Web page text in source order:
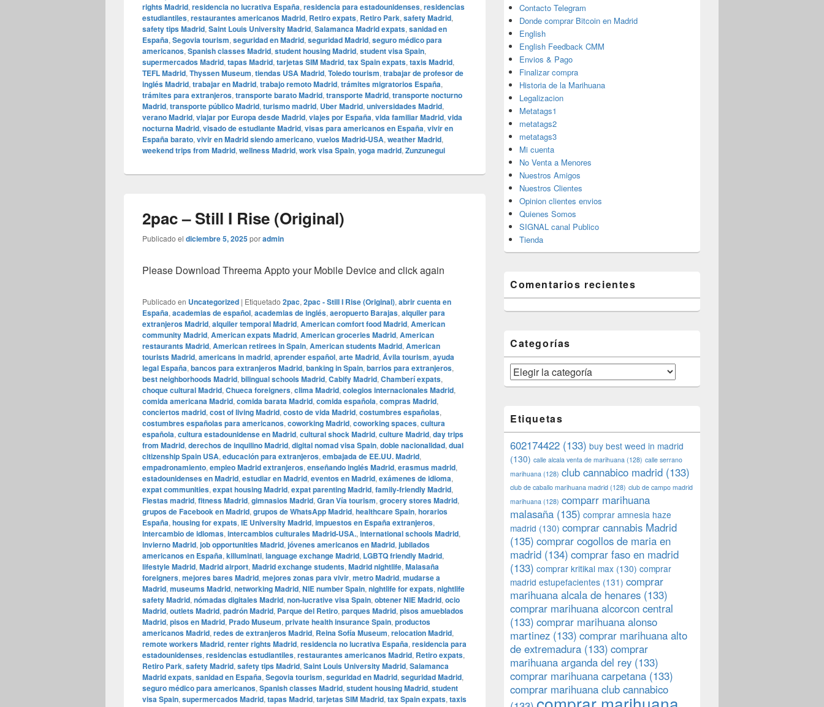
rights Madrid, residencia no lucrativa España, residencia para estadounidenses, residencias
estudiantiles, restaurantes americanos Madrid, Retiro expats, Retiro Park, safety Madrid,
safety tips Madrid, Saint Louis University Madrid, Salamanca Madrid expats, sanidad en
España, Segovia tourism, seguridad en Madrid, seguridad Madrid, seguro médico para
americanos, Spanish classes Madrid, student housing Madrid, student visa Spain,
supermercados Madrid, tapas Madrid, tarjetas SIM Madrid, tax Spain expats, taxis Madrid,
TEFL Madrid, Thyssen Museum, tiendas USA Madrid, Toledo tourism, trabajar de profesor de
inglés Madrid, trabajar en Madrid, trabajo remoto Madrid, trámites migratorios España,
trámites para extranjeros, transporte barato Madrid, transporte Madrid, transporte nocturno
Madrid, transporte público Madrid, turismo madrid, Uber Madrid, universidades Madrid,
verano Madrid, viajar por Europa desde Madrid, viajes por España, vida familiar Madrid, vida
nocturna Madrid, visado de estudiante Madrid, visas para americanos en España, vivir en
España barato, vivir en Madrid siendo americano, vuelos Madrid-USA, weather Madrid,
weekend trips from Madrid, wellness Madrid, work visa Spain, yoga madrid, Zunzunegui
2pac – Still I Rise (Original)
Publicado el diciembre 5, 2025poradmin
Please Download Threema Appto your Mobile Device and click again
Publicado en Uncategorized | Etiquetado 2pac, 2pac - Still I Rise (Original), abrir cuenta en
España, academias de español, academias de inglés, aeropuerto Barajas, alquiler para
extranjeros Madrid, alquiler temporal Madrid, American comfort food Madrid, American
community Madrid, American expats Madrid, American groceries Madrid, American
restaurants Madrid, American retirees in Spain, American students Madrid, American
tourists Madrid, americans in madrid, aprender español, arte Madrid, Ávila tourism, ayuda
legal España, bancos para extranjeros Madrid, banking in Spain, barrios para extranjeros,
best neighborhoods Madrid, bilingual schools Madrid, Cabify Madrid, Chamberí expats,
choque cultural Madrid, Chueca foreigners, clima Madrid, colegios internacionales Madrid,
comida americana Madrid, comida barata Madrid, comida española, compras Madrid,
conciertos madrid, cost of living Madrid, costo de vida Madrid, costumbres españolas,
costumbres españolas para americanos, coworking Madrid, coworking spaces, cultura
española, cultura estadounidense en Madrid, cultural shock Madrid, culture Madrid, day trips
from Madrid, derechos de inquilino Madrid, digital nomad visa Spain, doble nacionalidad, dual
citizenship Spain USA, educación para extranjeros, embajada de EE.UU. Madrid,
empadronamiento, empleo Madrid extranjeros, enseñando inglés Madrid, erasmus madrid,
estadounidenses en Madrid, estudiar en Madrid, eventos en Madrid, exámenes de idioma,
expat communities, expat housing Madrid, expat parenting Madrid, family-friendly Madrid,
Fiestas madrid, fitness Madrid, gimnasios Madrid, Gran Vía tourism, grocery stores Madrid,
grupos de Facebook en Madrid, grupos de WhatsApp Madrid, healthcare Spain, horarios
España, housing for expats, IE University Madrid, impuestos en España extranjeros,
intercambio de idiomas, intercambios culturales Madrid-USA., international schools Madrid,
invierno Madrid, job opportunities Madrid, jóvenes americanos en Madrid, jubilados
americanos en España, killuminati, language exchange Madrid, LGBTQ friendly Madrid,
lifestyle Madrid, Madrid airport, Madrid exchange students, Madrid nightlife, Malasaña
foreigners, mejores bares Madrid, mejores zonas para vivir, metro Madrid, mudarse a
Madrid, museums Madrid, networking Madrid, NIE number Spain, nightlife for expats, nightlife
safety Madrid, nómadas digitales Madrid, non-lucrative visa Spain, obtener NIE Madrid, ocio
Madrid, outlets Madrid, padrón Madrid, Parque del Retiro, parques Madrid, pisos amueblados
Madrid, pisos en Madrid, Prado Museum, private health insurance Spain, productos
americanos Madrid, redes de extranjeros Madrid, Reina Sofía Museum, relocation Madrid,
remote workers Madrid, renter rights Madrid, residencia no lucrativa España, residencia para
estadounidenses, residencias estudiantiles, restaurantes americanos Madrid, Retiro expats,
Retiro Park, safety Madrid, safety tips Madrid, Saint Louis University Madrid, Salamanca
Madrid expats, sanidad en España, Segovia tourism, seguridad en Madrid, seguridad Madrid,
seguro médico para americanos, Spanish classes Madrid, student housing Madrid, student
visa Spain, supermercados Madrid, tapas Madrid, tarjetas SIM Madrid, tax Spain expats, taxis
Contacto Telegram
Donde comprar Bitcoin en Madrid
English
English Feedback CMM
Envios & Pago
Finalizar compra
Historia de la Marihuana
Legalizacion
Metatags1
metatags2
metatags3
Mi cuenta
No Venta a Menores
Nuestros Amigos
Nuestros Clientes
Opinion clientes envios
Quienes Somos
SIGNAL canal Publico
Tienda
Comentarios recientes
Categorías
Categorías
Etiquetas
602174422 (133) buy best weed in madrid
(130) calle alcala venta de marihuana (128) calle serrano
marihuana (128) club cannabico madrid (133)
club de caballo marihuana madrid (128) club de campo madrid
marihuana (128) comparr marihuana
malasaña (135) comprar amnesia haze
madrid (130) comprar cannabis Madrid
(135) comprar cogollos de maria en
madrid (134) comprar faso en madrid
(133) comprar kritikal max (130) comprar
madrid estupefacientes (131) comprar
marihuana alcala de henares (133)
comprar marihuana alcorcon central
(133) comprar marihuana alonso
martinez (133) comprar marihuana alto
de extremadura (133) comprar
marihuana arganda del rey (133)
comprar marihuana carpetana (133)
comprar marihuana club cannabico